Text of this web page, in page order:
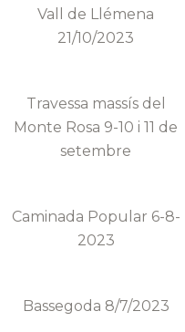
Vall de Llémena
21/10/2023
Travessa massís del
Monte Rosa 9-10 i 11 de
setembre
Caminada Popular 6-8-
2023
Bassegoda 8/7/2023